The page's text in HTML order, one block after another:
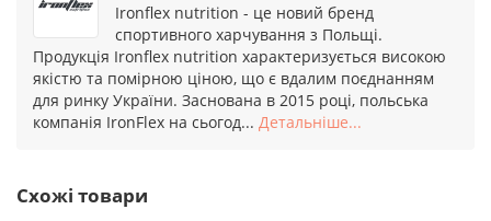
Ironflex nutrition - це новий бренд
спортивного харчування з Польщі.
Продукція Ironflex nutrition характеризується високою
якістю та помірною ціною, що є вдалим поєднанням
для ринку України. Заснована в 2015 році, польська
компанія IronFlex на сьогод... Детальніше...
Схожі товари